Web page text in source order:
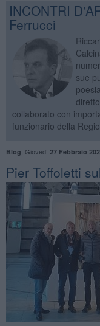
INCONTRI
Ferrucci
sue
collaborato con
funzionario della
Blog Giovedì 27 Febbraio
​Pier Toffoletti